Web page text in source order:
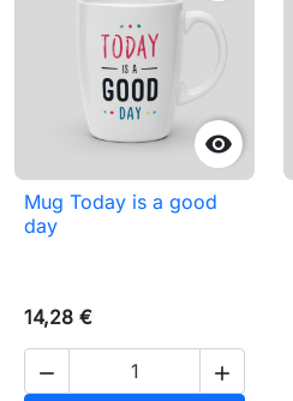

Mug Today is a good
day
14,28 €
 